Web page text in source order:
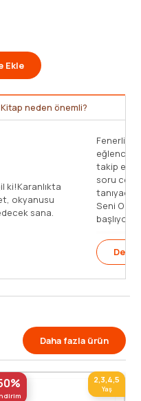
Ekle
Kitap neden önemli?
• Parça-bütün etkinliğinin en
• Bilmecelerdeki ipuçlarını
gelişecek. • İnteraktif
özellikleriyle
çizimleriyle Bulurum
ormanda fenerli bir keşif
Daha fazla ürün
2,3,4,5
Yaş